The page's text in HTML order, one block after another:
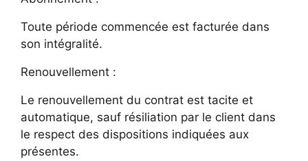
Toute période commencée est facturée dans
son intégralité.
Renouvellement :
Le renouvellement du contrat est tacite et
automatique, sauf résiliation par le client dans
le respect des dispositions indiquées aux
présentes.